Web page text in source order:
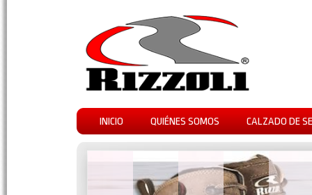
INICIO QUIÉNES SOMOS CALZADO DE